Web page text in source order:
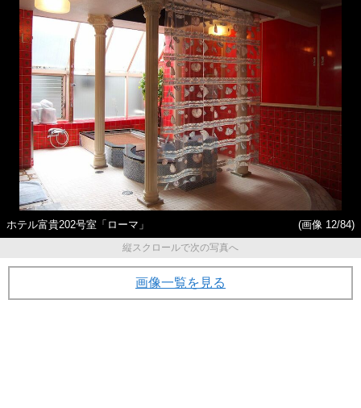
ホテル富貴202号室「ローマ」
(画像 12/84)
縦スクロールで次の写真へ
画像一覧を見る